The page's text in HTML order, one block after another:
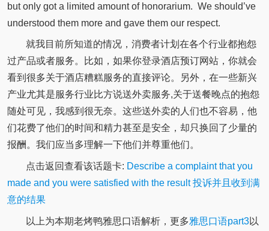
but only got a limited amount of honorarium. We should’ve
understood them more and gave them our respect.
就我目前所知道的情况，消费者计划在各个行业都抱怨
过产品或者服务。比如，如果你登录酒店预订网站，你就会
看到很多关于酒店糟糕服务的直接评论。另外，在一些新兴
产业尤其是服务行业比方说送外卖服务,关于送餐晚点的抱怨
随处可见，我感到很无奈。这些送外卖的人们也不容易，他
们花费了他们的时间和精力甚至是安全，却只换回了少量的
报酬。我们应当多理解一下他们并尊重他们。
点击返回查看该话题卡: Describe a complaint that you
made and you were satisfied with the result 投诉并且收到满
意的结果
以上为本期老烤鸭雅思口语解析，更多雅思口语part3以